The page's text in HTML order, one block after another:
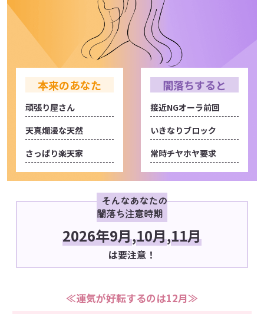
本来のあなた
頑張り屋さん
天真爛漫な天然
さっぱり楽天家
闇落ちすると
接近NGオーラ前回
いきなりブロック
常時チヤホヤ要求
そんなあなたの
闇落ち注意時期
2026年9月,10月,11月
は要注意！
≪運気が好転するのは12月≫